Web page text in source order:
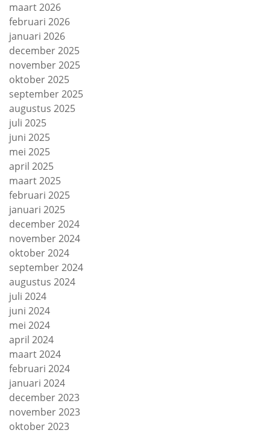
maart 2026
februari 2026
januari 2026
december 2025
november 2025
oktober 2025
september 2025
augustus 2025
juli 2025
juni 2025
mei 2025
april 2025
maart 2025
februari 2025
januari 2025
december 2024
november 2024
oktober 2024
september 2024
augustus 2024
juli 2024
juni 2024
mei 2024
april 2024
maart 2024
februari 2024
januari 2024
december 2023
november 2023
oktober 2023